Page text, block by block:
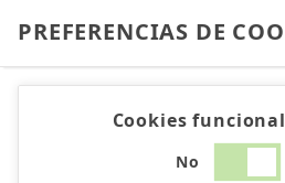
PREFERENCIAS DE
Cookies
No